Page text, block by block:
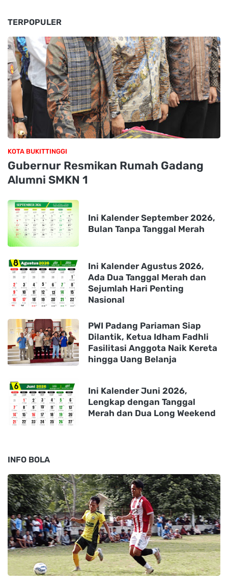
TERPOPULER
KOTA BUKITTINGGI
Gubernur Resmikan Rumah Gadang
Alumni SMKN 1
Ini Kalender September 2026,
Bulan Tanpa Tanggal Merah
Ini Kalender Agustus 2026,
Ada Dua Tanggal Merah dan
Sejumlah Hari Penting
Nasional
PWI Padang Pariaman Siap
Dilantik, Ketua Idham Fadhli
Fasilitasi Anggota Naik Kereta
hingga Uang Belanja
Ini Kalender Juni 2026,
Lengkap dengan Tanggal
Merah dan Dua Long Weekend
INFO BOLA